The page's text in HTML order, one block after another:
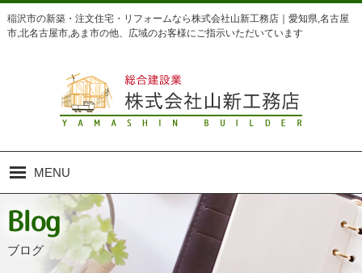
稲沢市の新築・注文住宅・リフォームなら株式会社山新工務店｜愛知県,名古屋
市,北名古屋市,あま市の他、広域のお客様にご指示いただいています
MENU
Home
ホーム
Concept
Blog
ブログ